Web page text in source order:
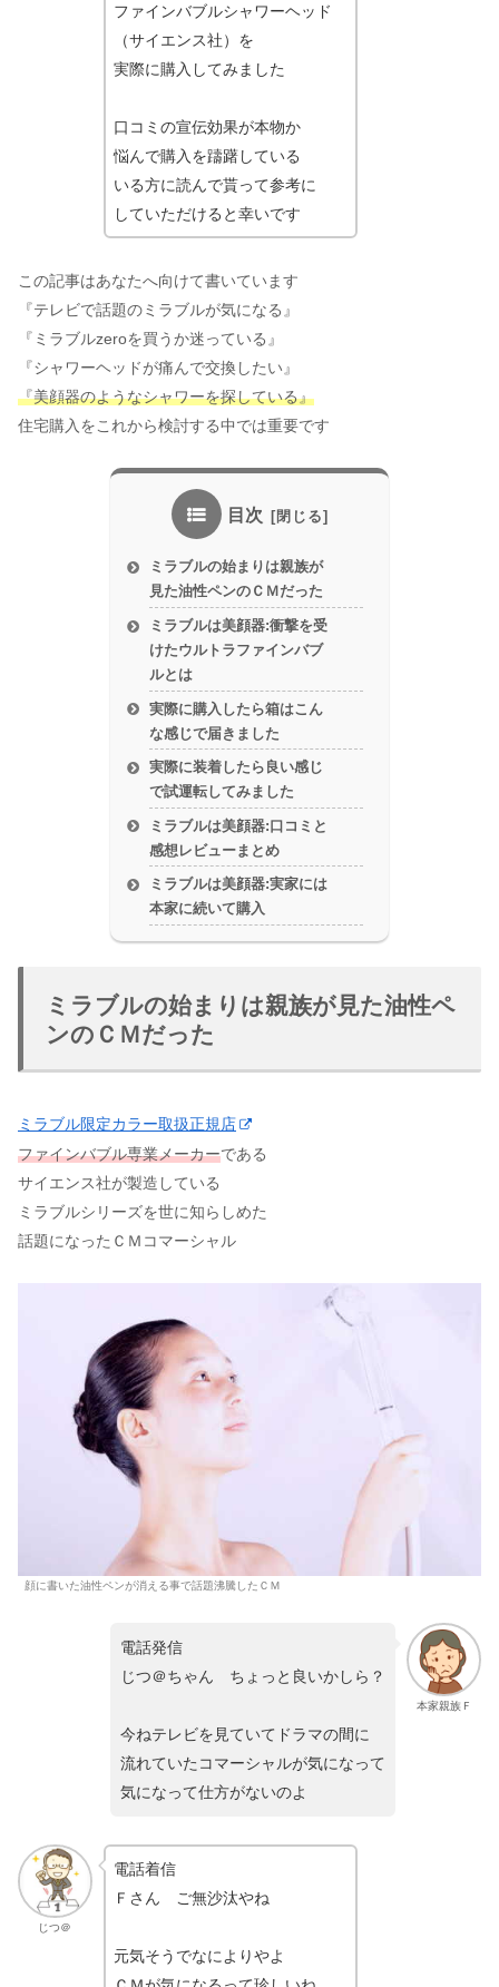
ファインバブルシャワーヘッド
（サイエンス社）を
実際に購入してみました
口コミの宣伝効果が本物か
悩んで購入を躊躇している
いる方に読んで貰って参考に
していただけると幸いです
この記事はあなたへ向けて書いています
『テレビで話題のミラブルが気になる』
『ミラブルzeroを買うか迷っている』
『シャワーヘッドが痛んで交換したい』
『美顔器のようなシャワーを探している』
住宅購入をこれから検討する中では重要です
目次
ミラブルの始まりは親族が
見た油性ペンのＣＭだった
ミラブルは美顔器:衝撃を受
けたウルトラファインバブ
ルとは
実際に購入したら箱はこん
な感じで届きました
実際に装着したら良い感じ
で試運転してみました
ミラブルは美顔器:口コミと
感想レビューまとめ
ミラブルは美顔器:実家には
本家に続いて購入
ミラブルの始まりは親族が見た油性ペ
ンのＣＭだった
ミラブル限定カラー取扱正規店
ファインバブル専業メーカーである
サイエンス社が製造している
ミラブルシリーズを世に知らしめた
話題になったＣＭコマーシャル
顔に書いた油性ペンが消える事で話題沸騰したＣＭ
本家親族Ｆ
電話発信
じつ＠ちゃん ちょっと良いかしら？
今ねテレビを見ていてドラマの間に
流れていたコマーシャルが気になって
気になって仕方がないのよ
じつ＠
電話着信
Ｆさん ご無沙汰やね
元気そうでなによりやよ